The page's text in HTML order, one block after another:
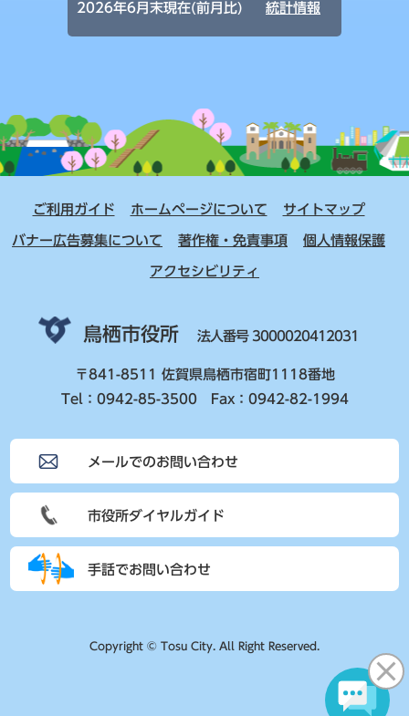
2026年6月末現在(前月比) 統計情報
ご利用ガイド ホームページについて サイトマップ
バナー広告募集について 著作権・免責事項 個人情報保護
アクセシビリティ
鳥栖市役所 法人番号 3000020412031
〒841-8511 佐賀県鳥栖市宿町1118番地
Tel：0942-85-3500 Fax：0942-82-1994
メールでのお問い合わせ
市役所ダイヤルガイド
手話でお問い合わせ
Copyright © Tosu City. All Right Reserved.